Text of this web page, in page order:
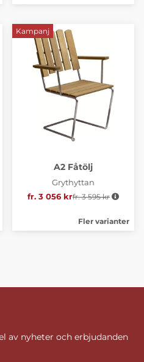
Kampanj
A2 Fåtölj
Grythyttan
fr. 3 056 krOrdinarie pris:
fr. 3 595 kr
Fler varianter
av nyheter och erbjudanden